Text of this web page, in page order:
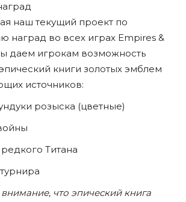
наш текущий проект по
наград во всех играх Empires &
даем игрокам возможность
книги золотых эмблем
источников:
розыска (цветные)
Титана
что эпический книга